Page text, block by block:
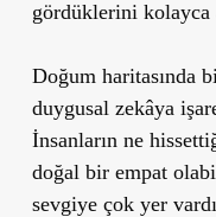
gördüklerini
Doğum haritasında
duygusal zekâya
İnsanların ne
doğal bir empat
sevgiye çok yer